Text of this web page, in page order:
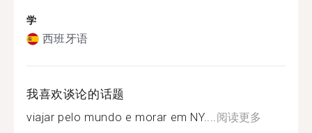
学
西班牙语
我喜欢谈论的话题
viajar pelo mundo e morar em NY....阅读更多